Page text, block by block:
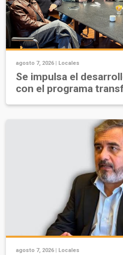
agosto 7, 2026 | Locales
Se impulsa el
con el programa
agosto 7, 2026 | Locales